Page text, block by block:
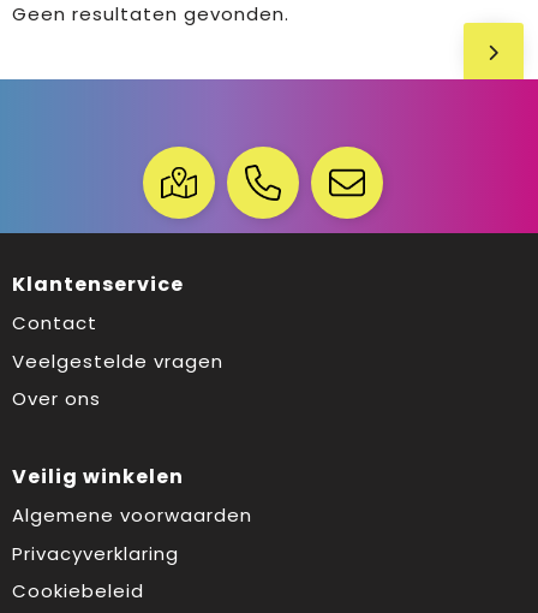
Geen resultaten gevonden.
Klantenservice
Contact
Veelgestelde vragen
Over ons
Veilig winkelen
Algemene voorwaarden
Privacyverklaring
Cookiebeleid